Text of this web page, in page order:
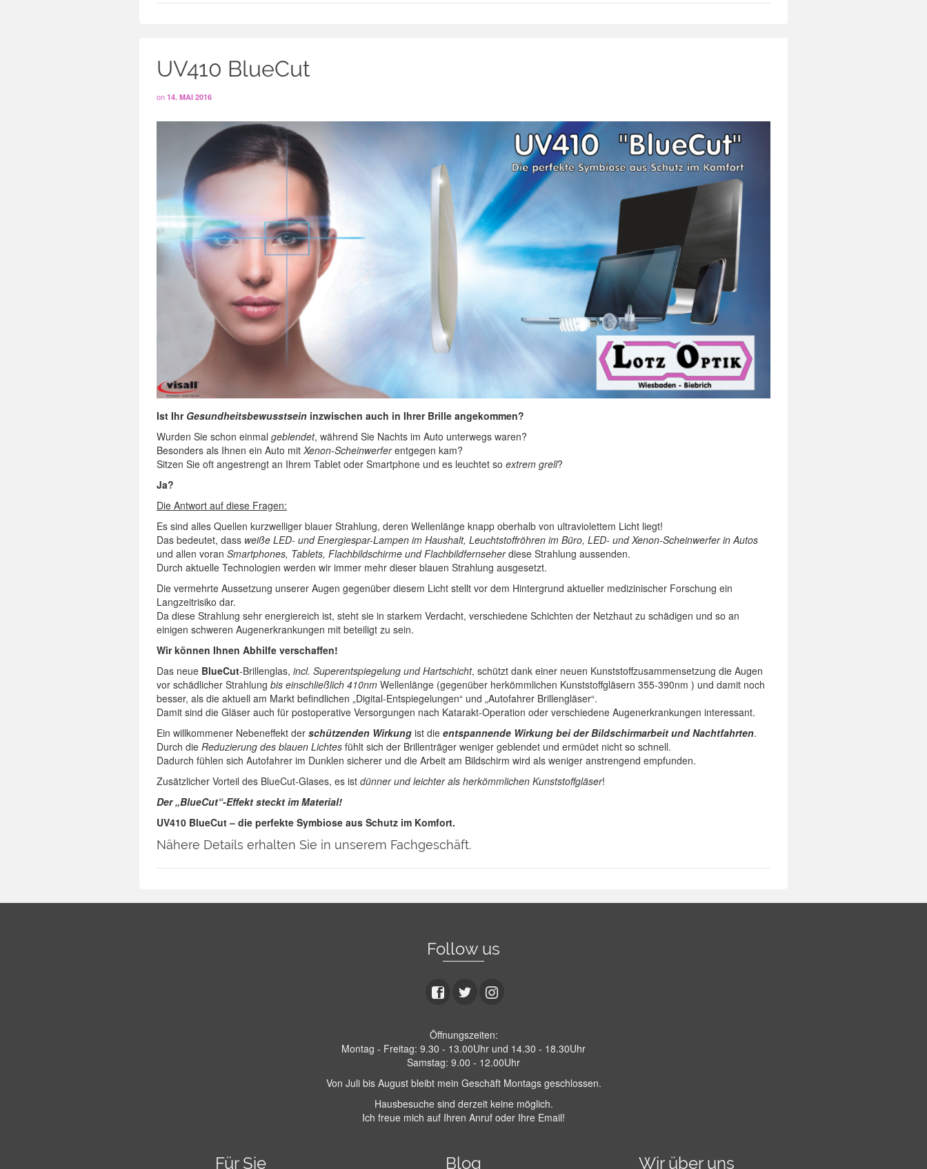
UV410 BlueCut
on 14. MAI 2016
Ist Ihr Gesundheitsbewusstsein inzwischen auch in Ihrer Brille angekommen?
Wurden Sie schon einmal geblendet, während Sie Nachts im Auto unterwegs waren?
Besonders als Ihnen ein Auto mit Xenon-Scheinwerferentgegen kam?
Sitzen Sie oft angestrengt an Ihrem Tablet oder Smartphone und es leuchtet so extrem grell?
Ja?
Die Antwort auf diese Fragen:
Es sind alles Quellen kurzwelliger blauer Strahlung, deren Wellenlänge knapp oberhalb von ultraviolettem Licht liegt!
Das bedeutet, dass weiße LED- und Energiespar-Lampen im Haushalt, Leuchtstoffröhren im Büro, LED- und Xenon-Scheinwerfer in Autos
und allen voran Smartphones, Tablets, Flachbildschirme und Flachbildfernseherdiese Strahlung aussenden.
Durch aktuelle Technologien werden wir immer mehr dieser blauen Strahlung ausgesetzt.
Die vermehrte Aussetzung unserer Augen gegenüber diesem Licht stellt vor dem Hintergrund aktueller medizinischer Forschung ein
Langzeitrisiko dar.
Da diese Strahlung sehr energiereich ist, steht sie in starkem Verdacht, verschiedene Schichten der Netzhaut zu schädigen und so an
einigen schweren Augenerkrankungen mit beteiligt zu sein.
Wir können Ihnen Abhilfe verschaffen!
Das neue BlueCut-Brillenglas, incl. Superentspiegelung und Hartschicht, schützt dank einer neuen Kunststoffzusammensetzung die Augen
vor schädlicher Strahlung bis einschließlich 410nm Wellenlänge (gegenüber herkömmlichen Kunststoffgläsern 355-390nm ) und damit noch
besser, als die aktuell am Markt befindlichen „Digital-Entspiegelungen“ und „Autofahrer Brillengläser“.
Damit sind die Gläser auch für postoperative Versorgungen nach Katarakt-Operation oder verschiedene Augenerkrankungen interessant.
Ein willkommener Nebeneffekt der schützenden Wirkung ist die entspannende Wirkung bei der Bildschirmarbeit und Nachtfahrten.
Durch die Reduzierung des blauen Lichtes fühlt sich der Brillenträger weniger geblendet und ermüdet nicht so schnell.
Dadurch fühlen sich Autofahrer im Dunklen sicherer und die Arbeit am Bildschirm wird als weniger anstrengend empfunden.
Zusätzlicher Vorteil des BlueCut-Glases, es ist dünner und leichter als herkömmlichen Kunststoffgläser!
Der „BlueCut“-Effekt steckt im Material!
UV410 BlueCut – die perfekte Symbiose aus Schutz im Komfort.
Nähere Details erhalten Sie in unserem Fachgeschäft.
Follow us
Öffnungszeiten:
Montag - Freitag: 9.30 - 13.00Uhr und 14.30 - 18.30Uhr
Samstag: 9.00 - 12.00Uhr
Von Juli bis August bleibt mein Geschäft Montags geschlossen.
Hausbesuche sind derzeit keine möglich.
Ich freue mich auf Ihren Anruf oder Ihre Email!
Für Sie Blog Wir über uns